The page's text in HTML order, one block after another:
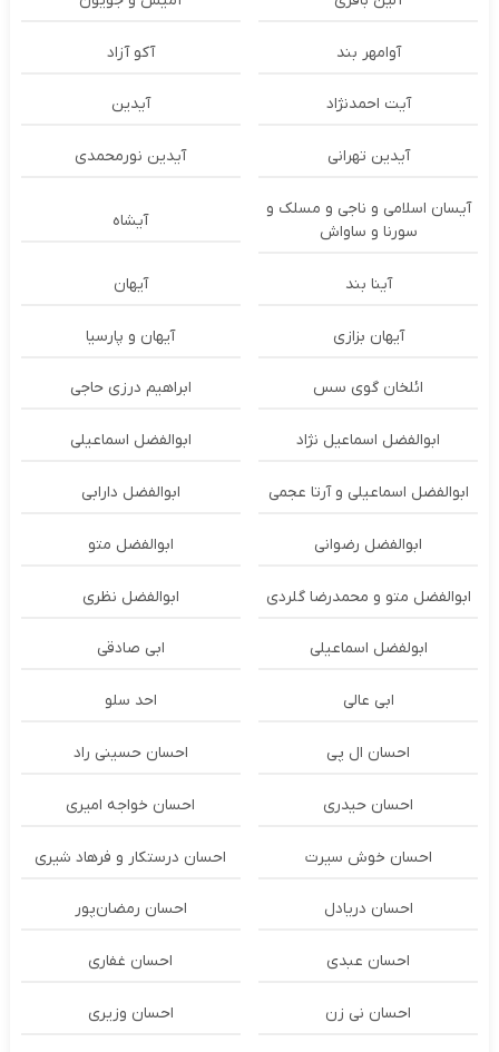
آوامهر بند آکو آزاد
آیت احمدنژاد آیدین
آیدین تهرانی آیدین نورمحمدی
آیسان اسلامی و ناجی و مسلک و
سورنا و ساواش
آیشاه
آینا بند آیهان
آیهان بزازی آیهان و پارسیا
ائلخان گوی سس ابراهیم درزی حاجی
ابوالفضل اسماعیل نژاد ابوالفضل اسماعیلی
ابوالفضل اسماعیلی و آرتا عجمی ابوالفضل دارابی
ابوالفضل رضوانی ابوالفضل متو
ابوالفضل متو و محمدرضا گلردی ابوالفضل نظری
ابولفضل اسماعیلی ابی صادقی
ابی عالی احد سلو
احسان ال پی احسان حسینی راد
احسان حیدری احسان خواجه امیری
احسان خوش سیرت احسان درستكار و فرهاد شيرى
احسان دریادل احسان رمضان‌پور
احسان عبدی احسان غفاری
احسان نی زن احسان وزیری